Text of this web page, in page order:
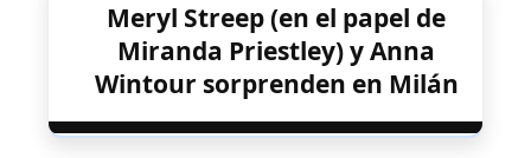
Meryl Streep (en el papel de
Miranda Priestley) y Anna
Wintour sorprenden en Milán